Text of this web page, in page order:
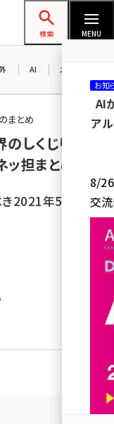
フォーラム
検索 MENU
AI メタバース
まとめ
しくじり先生
担まとめ】
2021年5月10
お知
AI
ア
8/26
交